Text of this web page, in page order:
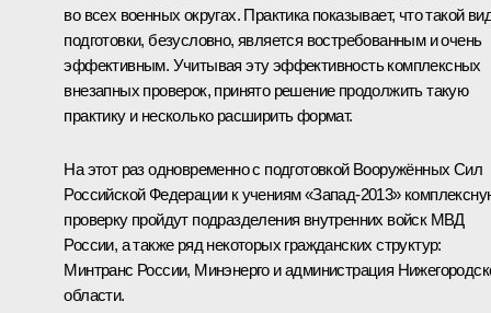
во всех военных округах. Практика показывает, что такой
подготовки, безусловно, является востребованным и очень
эффективным. Учитывая эту эффективность комплексных
внезапных проверок, принято решение продолжить такую
практику и несколько расширить формат.
На этот раз одновременно с подготовкой Вооружённых Сил
Российской Федерации к учениям «Запад‑2013»
проверку пройдут подразделения внутренних войск МВД
России, а также ряд некоторых гражданских структур:
Минтранс России, Минэнерго и администрация
области.